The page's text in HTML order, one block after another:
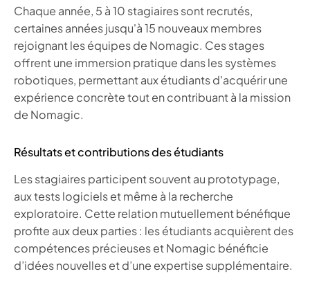
Chaque année, 5 à 10 stagiaires sont recrutés,
certaines années jusqu'à 15 nouveaux membres
rejoignant les équipes de Nomagic. Ces stages
offrent une immersion pratique dans les systèmes
robotiques, permettant aux étudiants d'acquérir une
expérience concrète tout en contribuant à la mission
de Nomagic.
Résultats et contributions des étudiants
Les stagiaires participent souvent au prototypage,
aux tests logiciels et même à la recherche
exploratoire. Cette relation mutuellement bénéfique
profite aux deux parties : les étudiants acquièrent des
compétences précieuses et Nomagic bénéficie
d’idées nouvelles et d’une expertise supplémentaire.